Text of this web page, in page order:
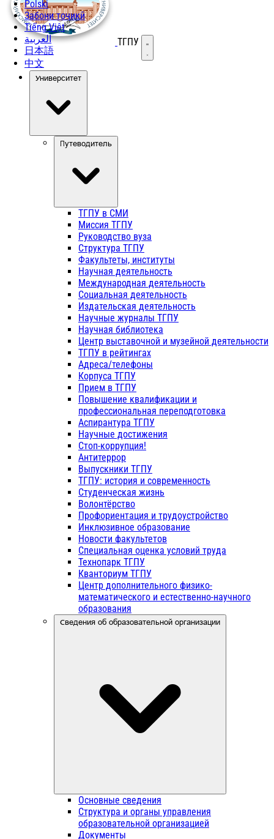
Polski
Забони тоҷикӣ
Tiếng Việt
العربية
日本語
中文
ТГПУ Открыть меню
Университет
Путеводитель
ТГПУ в СМИ
Миссия ТГПУ
Руководство вуза
Структура ТГПУ
Факультеты, институты
Научная деятельность
Международная деятельность
Социальная деятельность
Издательская деятельность
Научные журналы ТГПУ
Научная библиотека
Центр выставочной и музейной деятельности
ТГПУ в рейтингах
Адреса/телефоны
Корпуса ТГПУ
Прием в ТГПУ
Повышение квалификации и
профессиональная переподготовка
Аспирантура ТГПУ
Научные достижения
Стоп-коррупция!
Антитеррор
Выпускники ТГПУ
ТГПУ: история и современность
Студенческая жизнь
Волонтёрство
Профориентация и трудоустройство
Инклюзивное образование
Новости факультетов
Специальная оценка условий труда
Технопарк ТГПУ
Кванториум ТГПУ
Центр дополнительного физико-
математического и естественно-научного
образования
Сведения об образовательной организации
Основные сведения
Структура и органы управления
образовательной организацией
Документы